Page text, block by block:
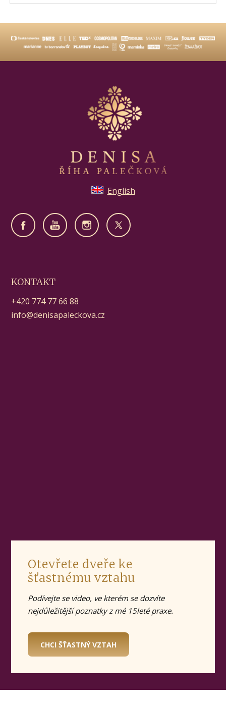
English
KONTAKT
+420 774 77 66 88
info@denisapaleckova.cz
Otevřete dveře ke
šťastnému vztahu
Podívejte se video, ve kterém se dozvíte
nejdůležitější poznatky z mé 15leté praxe.
CHCI ŠŤASTNÝ VZTAH